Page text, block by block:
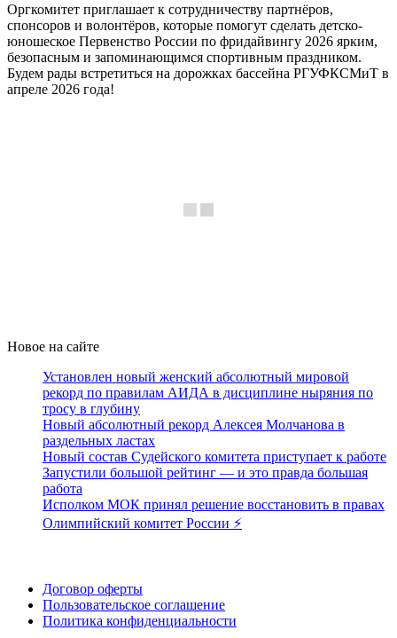
Оргкомитет приглашает к сотрудничеству партнёров,
спонсоров и волонтёров, которые помогут сделать детско-
юношеское Первенство России по фридайвингу 2026 ярким,
безопасным и запоминающимся спортивным праздником.
Будем рады встретиться на дорожках бассейна РГУФКСМиТ в
апреле 2026 года!
Новое на сайте
Установлен новый женский абсолютный мировой
рекорд по правилам АИДА в дисциплине ныряния по
тросу в глубину
Новый абсолютный рекорд Алексея Молчанова в
раздельных ластах
Новый состав Судейского комитета приступает к работе
Запустили большой рейтинг — и это правда большая
работа
Исполком МОК принял решение восстановить в правах
Олимпийский комитет России ⚡️
Договор оферты
Пользовательское соглашение
Политика конфиденциальности